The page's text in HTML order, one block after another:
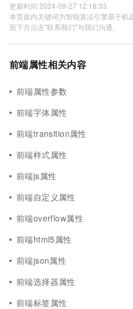
更新时间 2024-09-27 12:18:33
本页面内关键词为智能算法引擎基于机
面下方点击"联系我们"与我们沟通。
前端属性相关内容
前端属性参数
前端字体属性
前端transition属性
前端样式属性
前端js属性
前端自定义属性
前端overflow属性
前端html5属性
前端json属性
前端选择器属性
前端标签属性